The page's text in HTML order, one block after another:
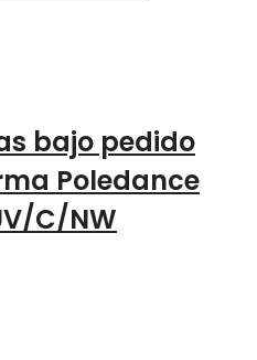
bajo pedido
Poledance
C/NW